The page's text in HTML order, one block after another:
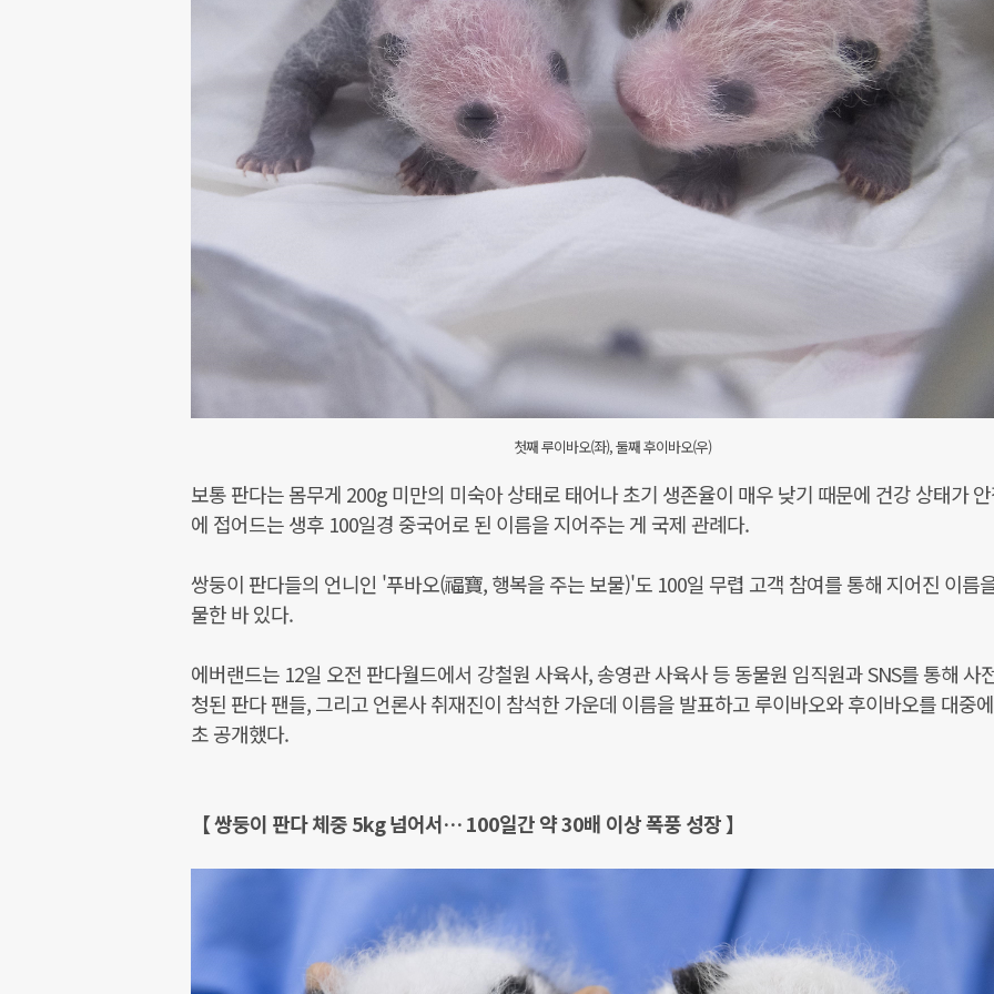
첫째 루이바오(좌), 둘째 후이바오(우)
보통 판다는 몸무게 200g 미만의 미숙아 상태로 태어나 초기 생존율이 매우 낮기 때문에 건강 상태가
에 접어드는 생후 100일경 중국어로 된 이름을 지어주는 게 국제 관례다.
쌍둥이 판다들의 언니인 '푸바오(福寶, 행복을 주는 보물)'도 100일 무렵 고객 참여를 통해 지어진 이름
물한 바 있다.
에버랜드는 12일 오전 판다월드에서 강철원 사육사, 송영관 사육사 등 동물원 임직원과 SNS를 통해 사
청된 판다 팬들, 그리고 언론사 취재진이 참석한 가운데 이름을 발표하고 루이바오와 후이바오를 대중
초 공개했다.
【 쌍둥이 판다 체중 5kg 넘어서… 100일간 약 30배 이상 폭풍 성장 】